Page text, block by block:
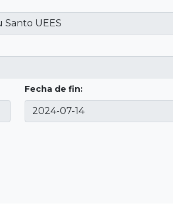
Fecha de fin: